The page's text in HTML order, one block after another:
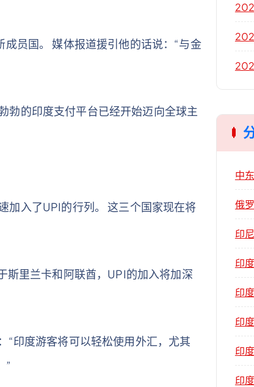
员国。 媒体报道援引他的话说：“与金
勃的印度支付平台已经开始迈向全球主
加入了UPI的行列。 这三个国家现在将
斯里兰卡和阿联酋，UPI的加入将加深
“印度游客将可以轻松使用外汇，尤其
”
中
俄
印
印
印
印
印
印